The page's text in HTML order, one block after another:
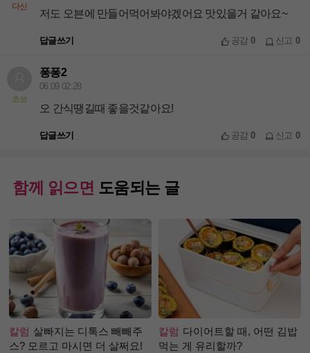
다신
저도 오븐에 만들어먹어봐야겠어요 맛있을거 같아요~
답글쓰기 공감0 신고 0
초보
퐁퐁2
06.09 02:28
오 간식땡길때 좋을것같아요!
답글쓰기 공감0 신고 0
함께 읽으면 도움되는 글
칼럼 살빠지는 디톡스 빼빼주
스? 모르고 마시면 더 살쩌요!
칼럼 다이어트할 때, 어떤 김밥
먹는 게 유리할까?